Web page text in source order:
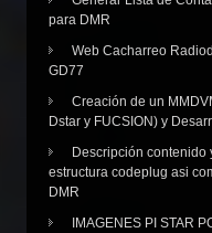
para DMR
Web Cacharreo
GD77
Creación de un
Dstar y FUCSION) y
Descripción contenido
estructura codeplug asi
DMR
IMAGENES PI STAR